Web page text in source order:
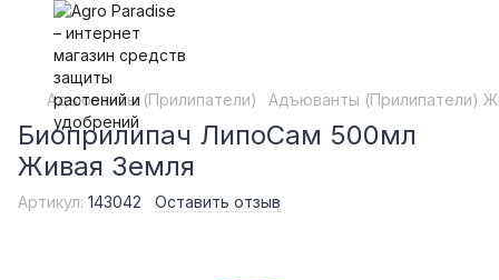
Адъюванты (Прилипатели) Адъюванты (Прилипатели)
Биоприлипач ЛипоСам 500мл
Живая Земля
Артикул: 143042 Оставить отзыв